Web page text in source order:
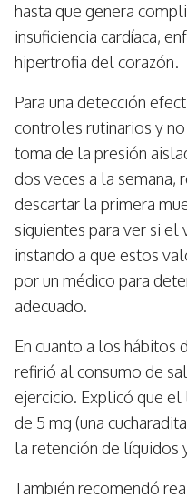
hasta que genera
insuficiencia cardíaca,
hipertrofia del corazón.
Para una detección
controles rutinarios y
toma de la presión
dos veces a la semana,
descartar la primera
siguientes para ver si el
instando a que estos
por un médico para
adecuado.
En cuanto a los hábitos
refirió al consumo de
ejercicio. Explicó que
de 5 mg (una
la retención de líquidos
También recomendó